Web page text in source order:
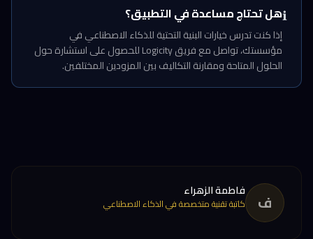
ℹ️هل تحتاج مساعدة في التطبيق؟
إذا كنت تدرس خيارات البنية التحتية للذكاء الاصطناعي في
مؤسستك، تواصل مع فريق Logicity للحصول على استشارة حول
الحلول المتاحة ومقارنة التكاليف بين المزودين المختلفين.
ف فاطمة الزهراء
كاتبة تقنية متخصصة في الذكاء الاصطناعي